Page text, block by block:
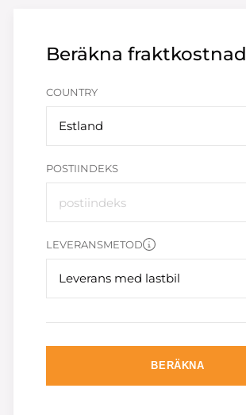
Beräkna fraktkostnad
COUNTRY
Estland
POSTIINDEKS
LEVERANSMETOD
Leverans med lastbil
BERÄKNA